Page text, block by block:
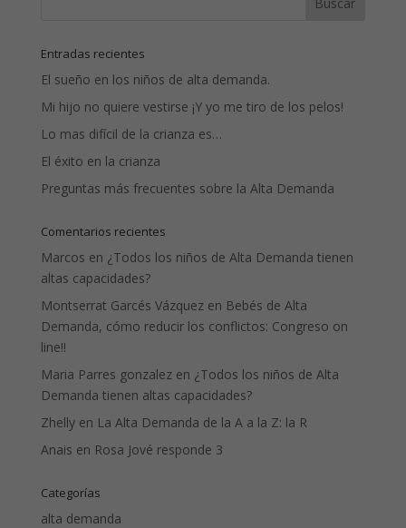
Entradas recientes
El sueño en los niños de alta demanda.
Mi hijo no quiere vestirse ¡Y yo me tiro de los pelos!
Lo mas difícil de la crianza es…
El éxito en la crianza
Preguntas más frecuentes sobre la Alta Demanda
Comentarios recientes
Marcos en ¿Todos los niños de Alta Demanda tienen
altas capacidades?
Montserrat Garcés Vázquezen Bebés de Alta
Demanda, cómo reducir los conflictos: Congreso on
line!!
Maria Parres gonzalezen ¿Todos los niños de Alta
Demanda tienen altas capacidades?
Zhellyen La Alta Demanda de la A a la Z: la R
Anais en Rosa Jové responde 3
Categorías
alta demanda